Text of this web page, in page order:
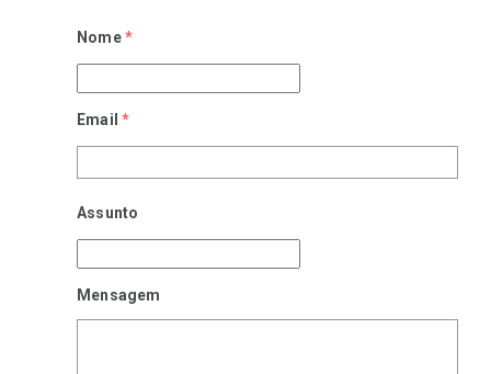
Nome *
Email *
Assunto
Mensagem